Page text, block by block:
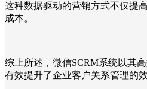
这种数据驱动的营销方式不仅提
成本。
综上所述，微信SCRM系统以其
有效提升了企业客户关系管理的效